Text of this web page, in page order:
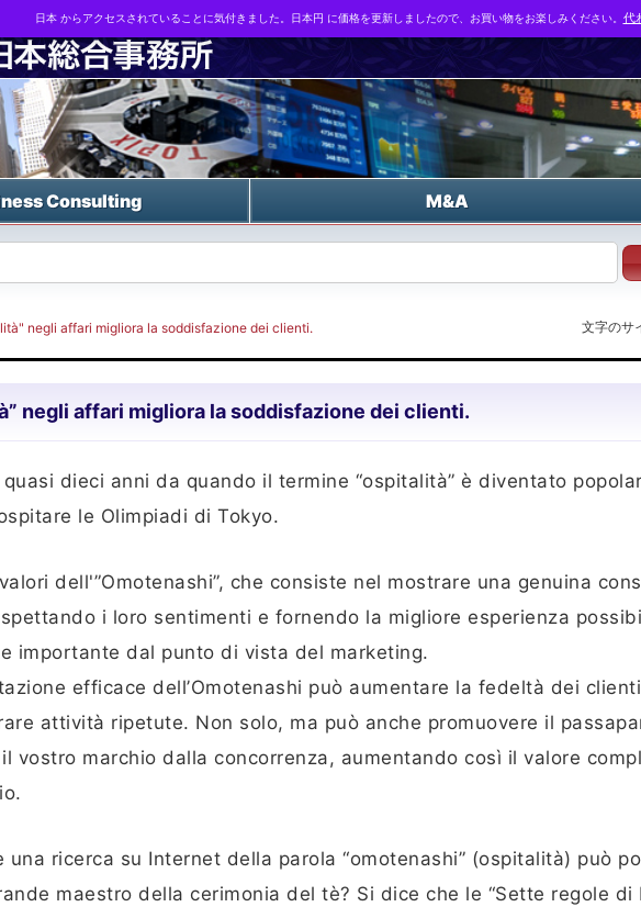
matching and M&A in Japan
Consulting M&A
negli affari migliora la soddisfazione dei clienti. 文字のサ
negli affari migliora la soddisfazione dei clienti.
dieci anni da quando il termine “ospitalità” è diventato
le Olimpiadi di Tokyo.
dell'”Omotenashi”, che consiste nel mostrare una genuina
i loro sentimenti e fornendo la migliore esperienza
importante dal punto di vista del marketing.
efficace dell’Omotenashi può aumentare la fedeltà dei
attività ripetute. Non solo, ma può anche promuovere il
vostro marchio dalla concorrenza, aumentando così il valore
una ricerca su Internet della parola “omotenashi” (ospitalità) può
maestro della cerimonia del tè? Si dice che le “Sette regole di
日本 からアクセスされていることに気付きました。日本円 に価格を更新しましたので、お買い物をお楽しみください。 代